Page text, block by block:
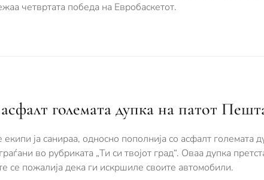
четвртата победа на Евробаскетот.
големата дупка на патот
ја санираа, односно пополнија со асфалт големата
во рубриката „Ти си твојот град“. Оваа дупка
се пожалија дека ги искршиле своите автомобили.